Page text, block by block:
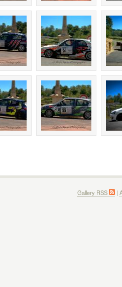
Gallery RSS |